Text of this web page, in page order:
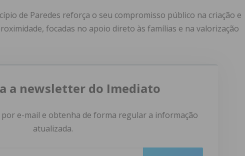
de Paredes reforça o seu compromisso público na criação e
focadas no apoio direto às famílias e na valorização
a newsletter do Imediato
e-mail e obtenha de forma regular a informação
atualizada.